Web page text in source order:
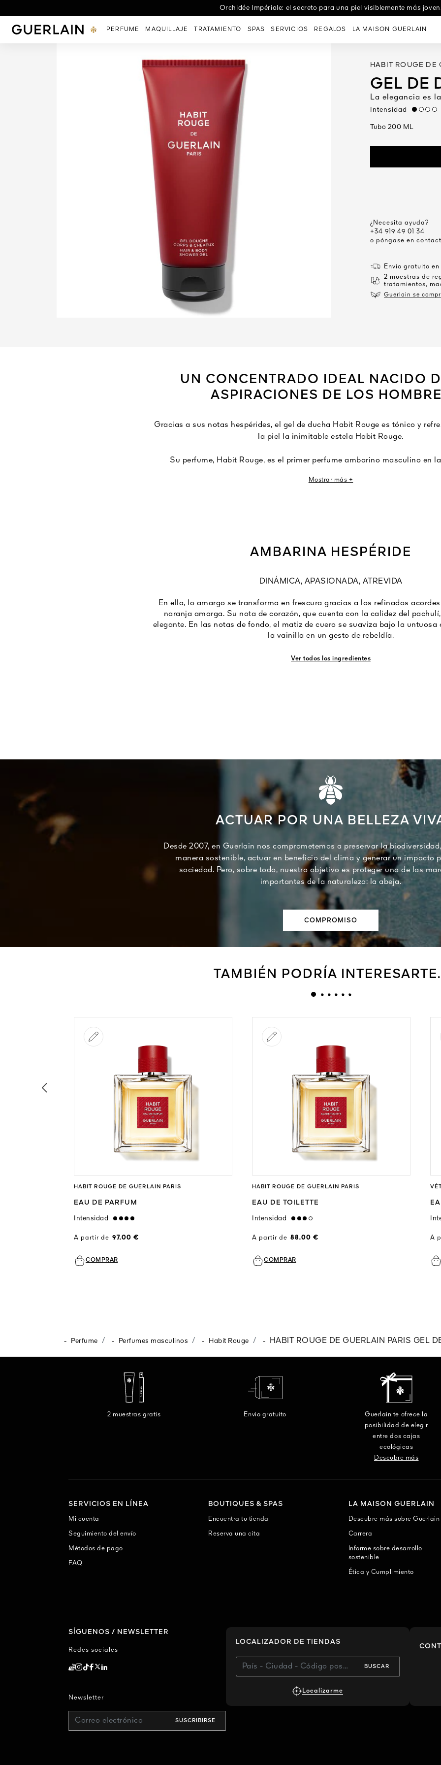
Descubre Les Eaux: las fragancias textiles que celebran un abanico de
Orchidée Impériale: el secreto para una piel visiblemente más
Guerlain - (Volver a la página de inicio)
PERFUME MAQUILLAJE TRATAMIENTO SPAS SERVICIOS REGALOS LA MAISON GUERLAIN
HABIT ROUGE DE
GEL DE
La elegancia es
Intensidad low
Tubo 200 ML
¿Necesita ayuda?
+34 919 49 01 34
o póngase en
Envío gratuito
2 muestras de
tratamientos,
Guerlain se
UN CONCENTRADO IDEAL NACIDO
ASPIRACIONES DE LOS
Gracias a sus notas hespérides, el gel de ducha Habit Rouge es tónico y
la piel la inimitable estela Habit Rouge.
Su perfume, Habit Rouge, es el primer perfume ambarino masculino en
su lanzamiento genera sorpresa por sus efluvios de vainilla
Mostrar más +
AMBARINA HESPÉRIDE
DINÁMICA, APASIONADA, ATREVIDA
En ella, lo amargo se transforma en frescura gracias a los refinados
naranja amarga. Su nota de corazón, que cuenta con la calidez del
elegante. En las notas de fondo, el matiz de cuero se suaviza bajo la untuosa
la vainilla en un gesto de rebeldía.
Ver todos los ingredientes
ACTUAR POR UNA BELLEZA
Desde 2007, en Guerlain nos comprometemos a preservar la
manera sostenible, actuar en beneficio del clima y generar un impacto
sociedad. Pero, sobre todo, nuestro objetivo es proteger una de las
importantes de la naturaleza: la abeja.
COMPROMISO
TAMBIÉN PODRÍA
HABIT ROUGE DE GUERLAIN PARIS
EAU DE PARFUM
Intensidad strong
A partir de 97.00 €
COMPRAR
HABIT ROUGE DE GUERLAIN PARIS
EAU DE TOILETTE
Intensidad high
A partir de 88.00 €
COMPRAR
A
- Perfume - Perfumes masculinos - Habit Rouge - HABIT ROUGE DE GUERLAIN PARIS GEL
2 muestras gratis Envio gratuito
Guerlain te ofrece la
posibilidad de elegir
entre dos cajas
ecológicas
Descubre más
SERVICIOS EN LÍNEA
Mi cuenta
Seguimiento del envío
Métodos de pago
FAQ
BOUTIQUES & SPAS
Encuentra tu tienda
Reserva una cita
LA MAISON GUERLAIN
Descubre más sobre Guerlain
Carrera
Informe sobre desarrollo
sostenible
Ética y Cumplimiento
SÍGUENOS / NEWSLETTER
Redes sociales
Newsletter
Correo electrónico
SUSCRIBIRSE
LOCALIZADOR DE TIENDAS
BUSCAR
Localizarme